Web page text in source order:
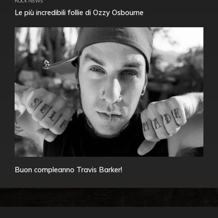
Le più incredibili follie di Ozzy Osbourne
Buon compleanno Travis Barker!